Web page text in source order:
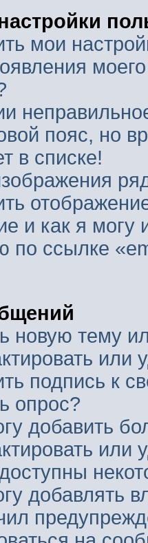
мои
пояс, но
в списке!
и как я могу
по ссылке
новую тему
или
подпись к
опрос?
добавить
или
добавлять